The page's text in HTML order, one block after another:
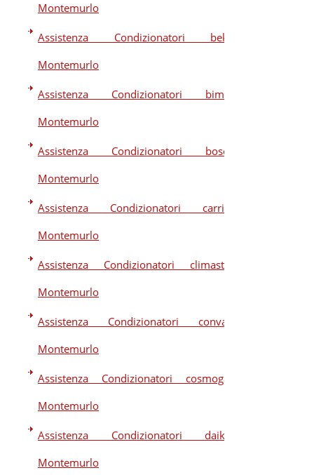
Montemurlo
Assistenza Condizionatori beko
Montemurlo
Assistenza Condizionatori bimar
Montemurlo
Assistenza Condizionatori bosch
Montemurlo
Assistenza Condizionatori carrier
Montemurlo
Assistenza Condizionatori climastar
Montemurlo
Assistenza Condizionatori convair
Montemurlo
Assistenza Condizionatori cosmogas
Montemurlo
Assistenza Condizionatori daikin
Montemurlo